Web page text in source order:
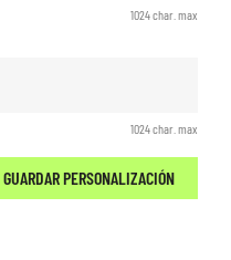
1024 char. max
1024 char. max
GUARDAR PERSONALIZACIÓN